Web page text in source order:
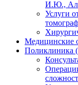
И.Ю.,
Услуги
Медицинские
Поликлиника